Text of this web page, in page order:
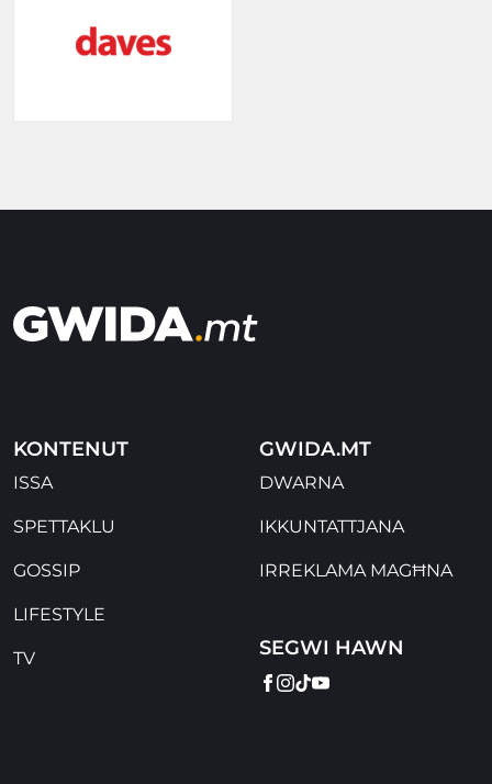
KONTENUT
ISSA
SPETTAKLU
GOSSIP
LIFESTYLE
TV
GWIDA.MT
DWARNA
IKKUNTATTJANA
IRREKLAMA MAGĦNA
SEGWI HAWN
FACEBOOK
INSTAGRAM
TIKTOK
YOUTUBE